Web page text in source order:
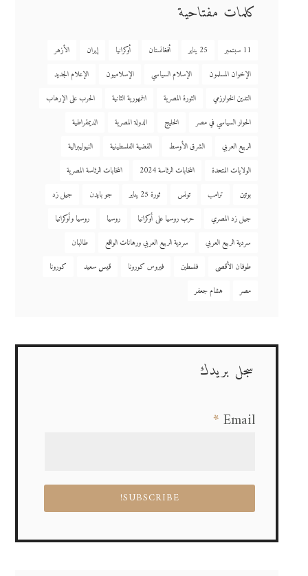
كلمات مفتاحية
11 سبتمبر 25 يناير أفغانستان أوكرانيا إيران
الأزهر
الإخوان المسلمون
الإسلام السياسي الإسلاميون
الإعلام الجديد
التدين الخوارزمي
الثورة المصرية الجمهورية الثانية
الحرب على الإرهاب
الحوار السياسي في مصر
الخليج الدولة المصرية
الديمقراطية
الربيع العربي
الشرق الأوسط القضية الفلسطينية
النيوليبرالية
الولايات المتحدة
انتخابات الرئاسة 2024
انتخابات الرئاسة المصرية
بوتين
ترامب تونس ثورة 25 يناير جو بايدن
جيل زد
جيل زد المصري
حرب روسيا على أوكرانيا روسيا
روسيا وأوكرانيا
سردية الربيع العربي
سردية الربيع العربي ورهانات الواقع
طالبان
طوفان الأقصى
فلسطين فيروس كورونا قيس سعيد
كورونا
مصر
هشام جعفر
سجل بريدك
Email
*